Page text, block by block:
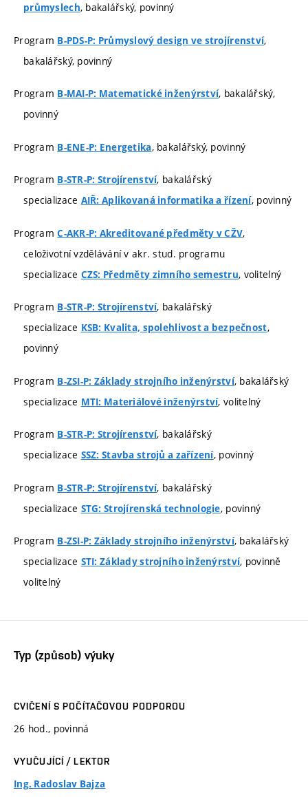
průmyslech, bakalářský, povinný
Program B-PDS-P: Průmyslový design ve strojírenství,
bakalářský, povinný
Program B-MAI-P: Matematické inženýrství, bakalářský,
povinný
Program B-ENE-P: Energetika, bakalářský, povinný
Program B-STR-P: Strojírenství, bakalářský
specializace AIŘ: Aplikovaná informatika a řízení, povinný
ProgramC-AKR-P: Akreditované předměty v CŽV,
celoživotní vzdělávání v akr. stud. programu
specializace CZS: Předměty zimního semestru, volitelný
Program B-STR-P: Strojírenství, bakalářský
specializace KSB: Kvalita, spolehlivost a bezpečnost,
povinný
Program B-ZSI-P: Základy strojního inženýrství, bakalářský
specializace MTI: Materiálové inženýrství, volitelný
Program B-STR-P: Strojírenství, bakalářský
specializace SSZ: Stavba strojů a zařízení, povinný
Program B-STR-P: Strojírenství, bakalářský
specializace STG: Strojírenská technologie, povinný
Program B-ZSI-P: Základy strojního inženýrství, bakalářský
specializace STI: Základy strojního inženýrství, povinně
volitelný
Typ (způsob) výuky
CVIČENÍ S POČÍTAČOVOU PODPOROU
26 hod., povinná
VYUČUJÍCÍ / LEKTOR
Ing. Radoslav Bajza